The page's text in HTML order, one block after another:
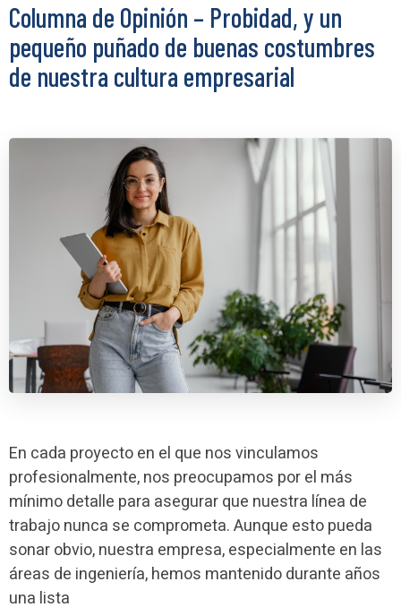
Columna de Opinión – Probidad, y un
pequeño puñado de buenas costumbres
de nuestra cultura empresarial
En cada proyecto en el que nos vinculamos
profesionalmente, nos preocupamos por el más
mínimo detalle para asegurar que nuestra línea de
trabajo nunca se comprometa. Aunque esto pueda
sonar obvio, nuestra empresa, especialmente en las
áreas de ingeniería, hemos mantenido durante años
una lista